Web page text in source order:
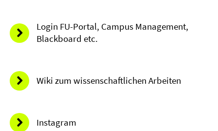
Login FU-Portal, Campus Management,
Blackboard etc.
Wiki zum wissenschaftlichen Arbeiten
Instagram